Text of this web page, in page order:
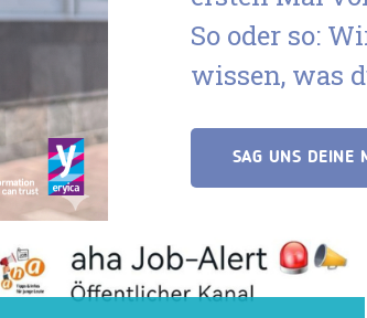
So oder so:
wissen, was
SAG UNS DEINE